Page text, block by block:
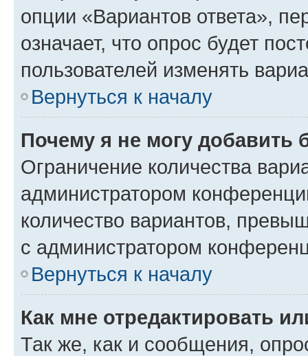
опции «Вариантов ответа»,
означает, что опрос будет
пользователей изменять
Вернуться к началу
Почему я не могу добавить
Ограничение количества
администратором
количество вариантов,
с администратором
Вернуться к началу
Как мне отредактировать
Так же, как и сообщения,